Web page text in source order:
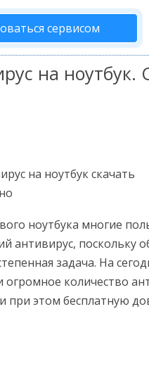
сервисом
на ноутбук.
ноутбука многие
антивирус, поскольку
задача. На
количество
при этом бесплатную